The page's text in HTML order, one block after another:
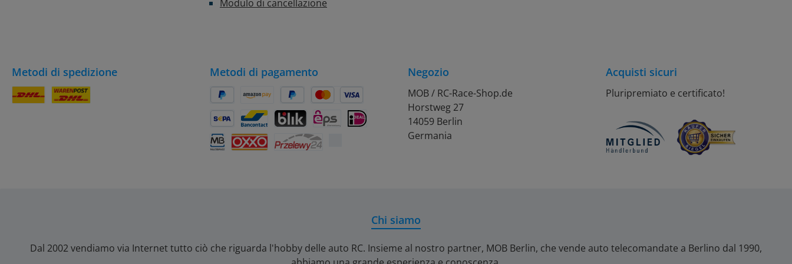
Modulo di cancellazione
Metodi di spedizione Metodi di pagamento
Amazon PaySpäter BezahlenKredit- oder Debitkarte
SEPA Lastschrift
Bancontact
BLIK eps
Negozio
MOB / RC-Race-Shop.de
Horstweg 27
14059 Berlin
Germania
Acquisti sicuri
Pluripremiato e certificato!
Chi siamo
Dal 2002 vendiamo via Internet tutto ciò che riguarda l'hobby delle auto RC. Insieme al nostro partner, MOB Berlin, che vende auto telecomandate a Berlino dal 1990,